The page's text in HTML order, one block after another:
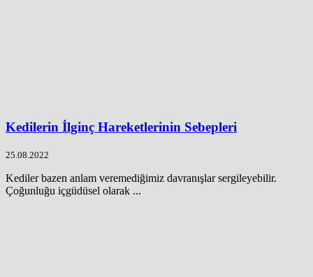
Kedilerin İlginç Hareketlerinin Sebepleri
25.08.2022
Kediler bazen anlam veremediğimiz davranışlar sergileyebilir.
Çoğunluğu içgüdüsel olarak ...